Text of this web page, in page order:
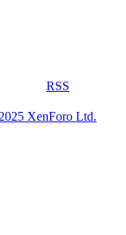
RSS
XenForo Ltd.